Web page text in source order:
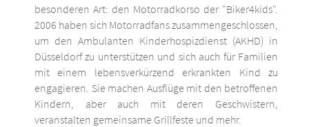
besonderen Art: den Motorradkorso der "Biker4kids".
2006 haben sich Motorradfans zusammengeschlossen,
um den Ambulanten Kinderhospizdienst (AKHD) in
Düsseldorf zu unterstützen und sich auch für Familien
mit einem lebensverkürzend erkrankten Kind zu
engagieren. Sie machen Ausflüge mit den betroffenen
Kindern, aber auch mit deren Geschwistern,
veranstalten gemeinsame Grillfeste und mehr.